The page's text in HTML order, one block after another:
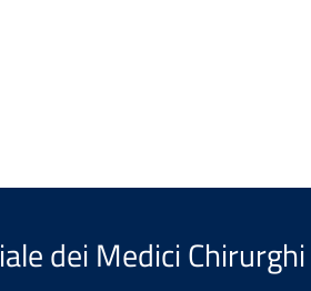
dei Medici